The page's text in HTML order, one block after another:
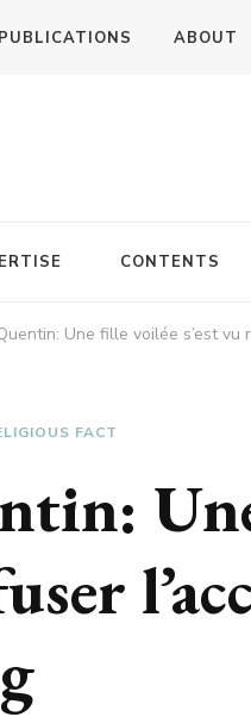
PUBLICATIONS ABOUT
CONTENTS
Une fille voilée s’est
FACT